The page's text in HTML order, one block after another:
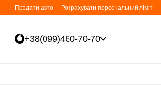
Перейти до основного контенту
Продати авто Розрахувати персональний ліміт
+38(099)460-70-70